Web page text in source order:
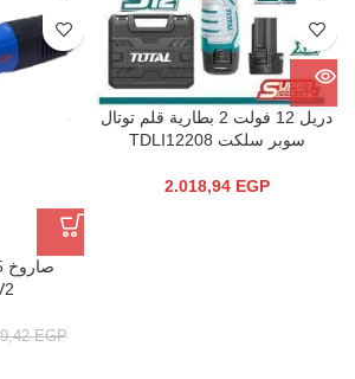
دريل 12 فولت 2 بطارية قلم توتال
سوبر سلكت TDLI12208
2.018,94 EGP
EGP